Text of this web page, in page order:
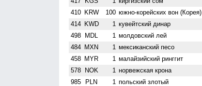
410 KRW 100 южно-корейских вон (Корея)
414 KWD 1 кувейтский динар
498 MDL 1 молдовский лей
484 MXN 1 мексиканский песо
458 MYR 1 малайзийский ринггит
578 NOK 1 норвежская крона
985 PLN 1 польский злотый